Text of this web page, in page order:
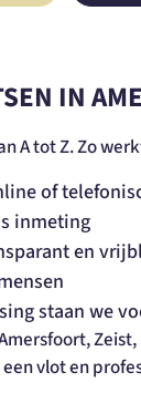
IN
A tot Z. Zo
of
inmeting
en
staan we
vlot en